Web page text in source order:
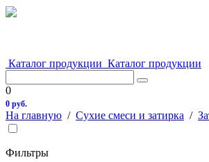
Каталог продукции Каталог продукции
0
0 руб.
На главную / Сухие смеси и затирка /
Фильтры